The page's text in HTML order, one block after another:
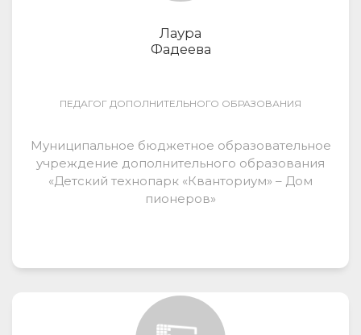
Лаура
Фадеева
ПЕДАГОГ ДОПОЛНИТЕЛЬНОГО ОБРАЗОВАНИЯ
Муниципальное бюджетное образовательное
учреждение дополнительного образования
«Детский технопарк «Кванториум» – Дом
пионеров»